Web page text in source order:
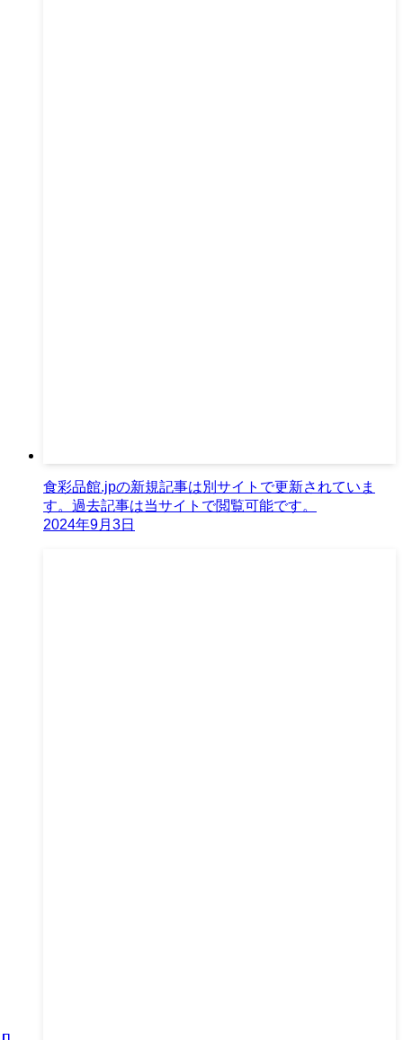
食彩品館.jpの新規記事は別サイトで更新されていま
す。過去記事は当サイトで閲覧可能です。
2024年9月3日